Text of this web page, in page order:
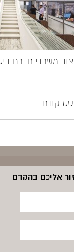
משרדי חברת
קודם
אליכם בהקדם